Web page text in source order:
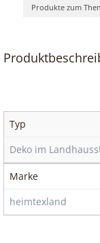
Produkte zum
Typ
Deko im
Marke
heimtexland